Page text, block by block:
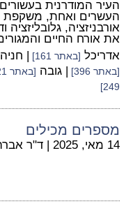
העיר המודרנית
העשרים ואחת, משקפת
אורבניזציה, גלובליזציה
את אורח החיים
אדריכל [באתר 161] | חניה
[באתר 396] | גובה [באתר 221]
249]
מספרים מכילים
14 מאי, 2025 | ד"ר